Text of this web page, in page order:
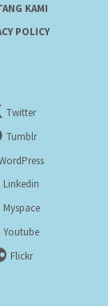
KAMI
POLICY
Twitter
Tumblr
Linkedin
Myspace
Youtube
Flickr